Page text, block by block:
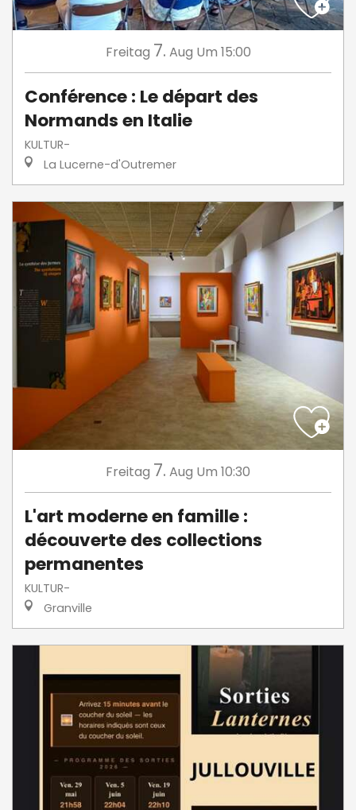
Freitag 7. Aug Um 15:00
Conférence : Le départ des
Normands en Italie
KULTUR-
La Lucerne-d'Outremer
Freitag 7. Aug Um 10:30
L'art moderne en famille :
découverte des collections
permanentes
KULTUR-
Granville